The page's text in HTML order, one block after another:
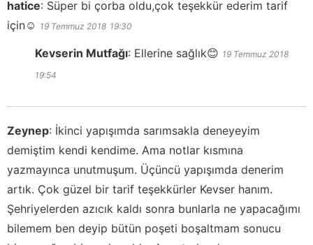
hatice: Süper bi çorba oldu,çok teşekkür ederim tarif
için☺️ 19 Temmuz 2018 19:30
Kevserin Mutfağı: Ellerine sağlık😊 19 Temmuz 2018
19:54
Zeynep: İkinci yapışımda sarımsakla deneyeyim
demiştim kendi kendime. Ama notlar kısmına
yazmayınca unutmuşum. Üçüncü yapışımda denerim
artık. Çok güzel bir tarif teşekkürler Kevser hanım.
Şehriyelerden azıcık kaldı sonra bunlarla ne yapacağımı
bilemem ben deyip bütün poşeti boşaltmam sonucu